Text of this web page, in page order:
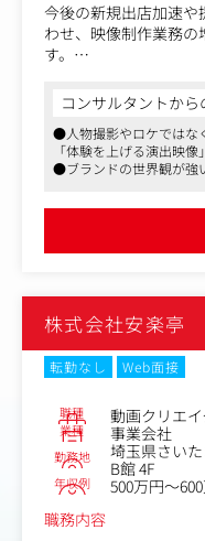
今後の新規出店加速
わせ、映像制作業務
す。
ックスを中心とした映
（実際に人物撮影や
作ではありません）
コンサルタントから
●人物撮影やロケではな
「体験を上げる演出映
●ブランドの世界観が強
ながら制作領域を広げら
株式会社安楽亭
転勤なし
Web面接
職種 動画クリエ
業種 事業会社
勤務地
埼玉県さい
B館 4F
年収例
500万円～
職務内容